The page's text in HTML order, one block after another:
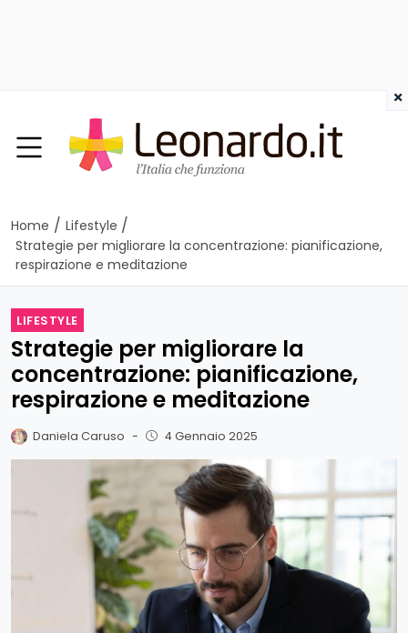
Home / Lifestyle /
Strategie per migliorare la concentrazione: pianificazione,
respirazione e meditazione
LIFESTYLE
Strategie per migliorare la
concentrazione: pianificazione,
respirazione e meditazione
Daniela Caruso - 4 Gennaio 2025
×